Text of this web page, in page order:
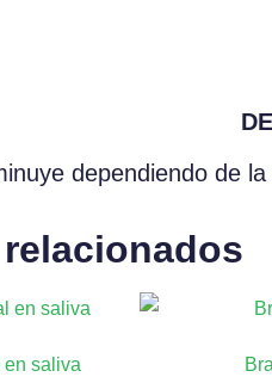
dependiendo de
en saliva